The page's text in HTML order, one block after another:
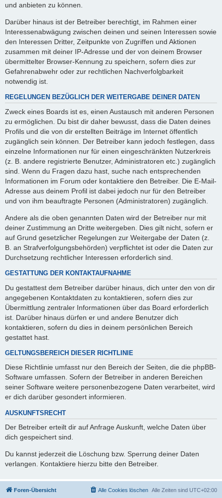
und anbieten zu können.
Darüber hinaus ist der Betreiber berechtigt, im Rahmen einer
Interessenabwägung zwischen deinen und seinen Interessen sowie
den Interessen Dritter, Zeitpunkte von Zugriffen und Aktionen
zusammen mit deiner IP-Adresse und der von deinem Browser
übermittelter Browser-Kennung zu speichern, sofern dies zur
Gefahrenabwehr oder zur rechtlichen Nachverfolgbarkeit
notwendig ist.
REGELUNGEN BEZÜGLICH DER WEITERGABE DEINER DATEN
Zweck eines Boards ist es, einen Austausch mit anderen Personen
zu ermöglichen. Du bist dir daher bewusst, dass die Daten deines
Profils und die von dir erstellten Beiträge im Internet öffentlich
zugänglich sein können. Der Betreiber kann jedoch festlegen, dass
einzelne Informationen nur für einen eingeschränkten Nutzerkreis
(z. B. andere registrierte Benutzer, Administratoren etc.) zugänglich
sind. Wenn du Fragen dazu hast, suche nach entsprechenden
Informationen im Forum oder kontaktiere den Betreiber. Die E-Mail-
Adresse aus deinem Profil ist dabei jedoch nur für den Betreiber
und von ihm beauftragte Personen (Administratoren) zugänglich.
Andere als die oben genannten Daten wird der Betreiber nur mit
deiner Zustimmung an Dritte weitergeben. Dies gilt nicht, sofern er
auf Grund gesetzlicher Regelungen zur Weitergabe der Daten (z.
B. an Strafverfolgungsbehörden) verpflichtet ist oder die Daten zur
Durchsetzung rechtlicher Interessen erforderlich sind.
GESTATTUNG DER KONTAKTAUFNAHME
Du gestattest dem Betreiber darüber hinaus, dich unter den von dir
angegebenen Kontaktdaten zu kontaktieren, sofern dies zur
Übermittlung zentraler Informationen über das Board erforderlich
ist. Darüber hinaus dürfen er und andere Benutzer dich
kontaktieren, sofern du dies in deinem persönlichen Bereich
gestattet hast.
GELTUNGSBEREICH DIESER RICHTLINIE
Diese Richtlinie umfasst nur den Bereich der Seiten, die die phpBB-
Software umfassen. Sofern der Betreiber in anderen Bereichen
seiner Software weitere personenbezogene Daten verarbeitet, wird
er dich darüber gesondert informieren.
AUSKUNFTSRECHT
Der Betreiber erteilt dir auf Anfrage Auskunft, welche Daten über
dich gespeichert sind.
Du kannst jederzeit die Löschung bzw. Sperrung deiner Daten
verlangen. Kontaktiere hierzu bitte den Betreiber.
Foren-Übersicht Alle Zeiten sind UTC+02:00
Alle Cookies löschen